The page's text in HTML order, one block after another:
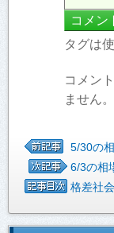
タグは
コメン
ません。
5/30の
6/3の相
格差社